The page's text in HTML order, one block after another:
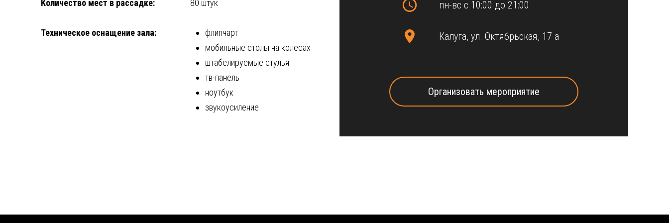
Количество мест в рассадке:
Техническое оснащение зала:
80 штук
флипчарт
мобильные столы на колесах
штабелируемые стулья
тв-панель
ноутбук
звукоусиление
пн-вс с 10:00 до 21:00
Калуга, ул. Октябрьская, 17 а
Организовать мероприятие